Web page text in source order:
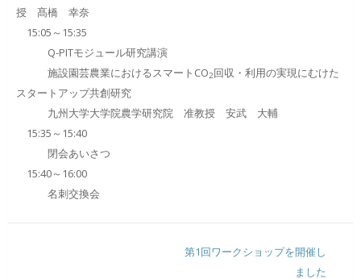
授 髙橋 幸奈
15:05～15:35
Q-PITモジュール研究講演
施設園芸農業におけるスマートCO2回収・利用の実現にむけた
スタートアップ共創研究
九州大学大学院農学研究院 准教授 安武 大輔
15:35～15:40
閉会あいさつ
15:40～16:00
名刺交換会
第1回ワークショップを開催し
ました